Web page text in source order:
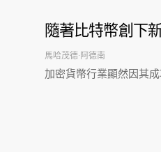
隨著比特幣創下
馬哈茂德·阿德南
加密貨幣行業顯然因其